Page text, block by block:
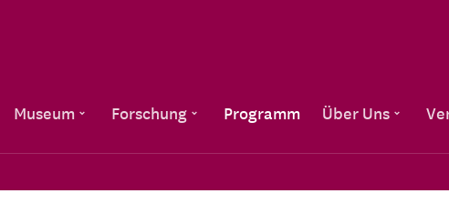
Museum Forschung Programm Über Uns